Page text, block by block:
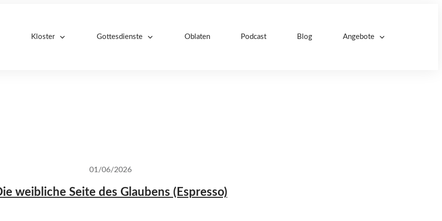
Kloster Gottesdienste Oblaten Podcast Blog Angebote
01/06/2026
weibliche Seite des Glaubens (Espresso)